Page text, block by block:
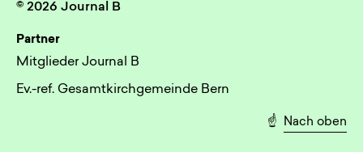
© 2026 Journal B
Partner
Mitglieder Journal B
Ev.-ref. Gesamtkirchgemeinde Bern
☝️ Nach oben